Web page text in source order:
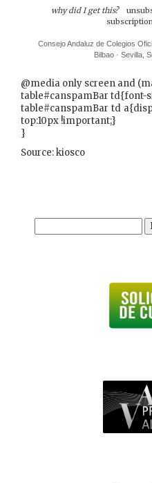
why did I get this?
Consejo Andaluz de Colegios
Bilbao · Sevilla,
@media only screen and
table#canspamBar td{font-
table#canspamBar td
top:10px !important;}
}
Source: kiosco
Buscar: